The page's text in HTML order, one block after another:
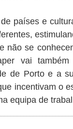
países e
não se
vai
de Porto e a
incentivam o
equipa de